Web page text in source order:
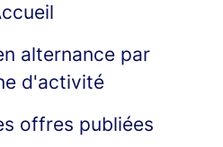
alternance par
d'activité
offres publiées